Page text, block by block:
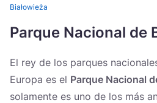
Україна
Zamknij
Białowieża
Parque Nacional de
El rey de los parques
Europa es el Parque Nacional
solamente es uno de los más